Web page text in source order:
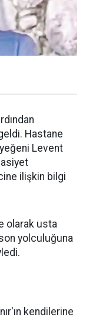
Hastane
Levent
ilişkin bilgi
olarak usta
yolculuğuna
kendilerine